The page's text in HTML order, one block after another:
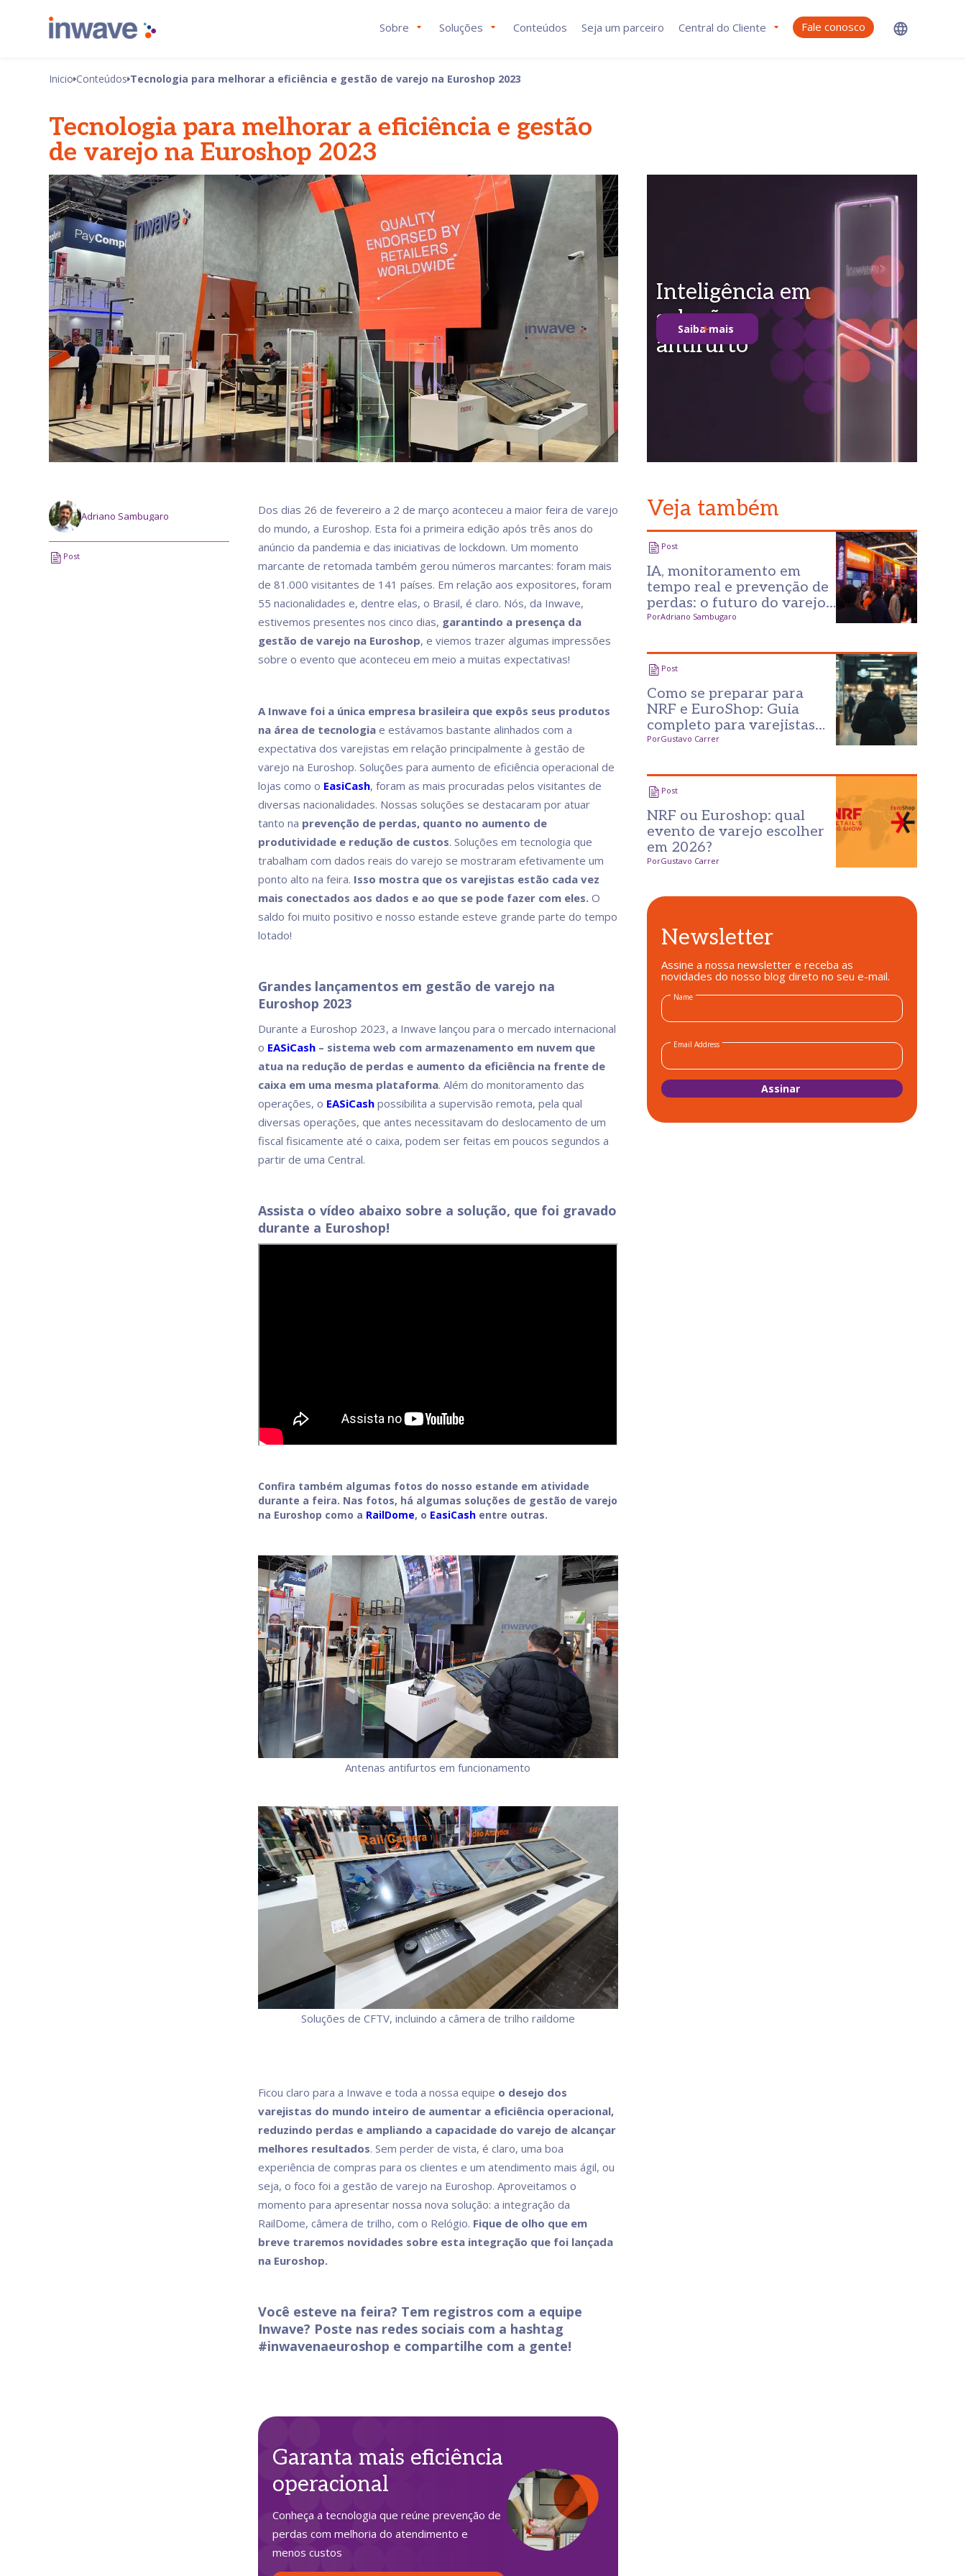
Sobre Soluções Conteúdos Seja um parceiro Central do Cliente Fale conosco
Inicio Conteúdos Tecnologia para melhorar a eficiência e gestão de varejo na Euroshop 2023
Tecnologia para melhorar a eficiência e gestão
de varejo na Euroshop 2023
Adriano Sambugaro
Post
Dos dias 26 de fevereiro a 2 de março aconteceu a maior feira de varejo
do mundo, a Euroshop. Esta foi a primeira edição após três anos do
anúncio da pandemia e das iniciativas de lockdown. Um momento
marcante de retomada também gerou números marcantes: foram mais
de 81.000 visitantes de 141 países. Em relação aos expositores, foram
55 nacionalidades e, dentre elas, o Brasil, é claro. Nós, da Inwave,
estivemos presentes nos cinco dias, garantindo a presença da
gestão de varejo na Euroshop, e viemos trazer algumas impressões
sobre o evento que aconteceu em meio a muitas expectativas!
A Inwave foi a única empresa brasileira que expôs seus produtos
na área de tecnologiae estávamos bastante alinhados com a
expectativa dos varejistas em relação principalmente à gestão de
varejo na Euroshop. Soluções para aumento de eficiência operacional de
lojas como o EasiCash, foram as mais procuradas pelos visitantes de
diversas nacionalidades. Nossas soluções se destacaram por atuar
tanto na prevenção de perdas, quanto no aumento de
produtividade e redução de custos. Soluções em tecnologia que
trabalham com dados reais do varejo se mostraram efetivamente um
ponto alto na feira. Isso mostra que os varejistas estão cada vez
mais conectados aos dados e ao que se pode fazer com eles.O
saldo foi muito positivo e nosso estande esteve grande parte do tempo
lotado!
Grandes lançamentos em gestão de varejo na
Euroshop 2023
Durante a Euroshop 2023, a Inwave lançou para o mercado internacional
o EASiCash– sistema web com armazenamento em nuvem que
atua na redução de perdas e aumento da eficiência na frente de
caixa em uma mesma plataforma. Além do monitoramento das
operações, o EASiCashpossibilita a supervisão remota, pela qual
diversas operações, que antes necessitavam do deslocamento de um
fiscal fisicamente até o caixa, podem ser feitas em poucos segundos a
partir de uma Central.
Assista o vídeo abaixo sobre a solução, que foi gravado
durante a Euroshop!
Confira também algumas fotos do nosso estande em atividade
durante a feira. Nas fotos, há algumas soluções de gestão de varejo
na Euroshop como a RailDome, o EasiCashentre outras.
Antenas antifurtos em funcionamento
Soluções de CFTV, incluindo a câmera de trilho raildome
Ficou claro para a Inwave e toda a nossa equipe o desejo dos
varejistas do mundo inteiro de aumentar a eficiência operacional,
reduzindo perdas e ampliando a capacidade do varejo de alcançar
melhores resultados. Sem perder de vista, é claro, uma boa
experiência de compras para os clientes e um atendimento mais ágil, ou
seja, o foco foi a gestão de varejo na Euroshop. Aproveitamos o
momento para apresentar nossa nova solução: a integração da
RailDome, câmera de trilho, com o Relógio. Fique de olho que em
breve traremos novidades sobre esta integração que foi lançada
na Euroshop.
Você esteve na feira? Tem registros com a equipe
Inwave? Poste nas redes sociais com a hashtag
#inwavenaeuroshop e compartilhe com a gente!
Garanta mais eficiência
operacional
Conheça a tecnologia que reúne prevenção de
perdas com melhoria do atendimento e
menos custos
Inteligência em
soluções
antifurto
Saiba mais
Veja também
Post
IA, monitoramento em
tempo real e prevenção de
perdas: o futuro do varejo
visto na APAS 2026
PorAdriano Sambugaro
Post
Como se preparar para
NRF e EuroShop: Guia
completo para varejistas
maximizarem resultados
PorGustavo Carrer
Post
NRF ou Euroshop: qual
evento de varejo escolher
em 2026?
PorGustavo Carrer
Newsletter
Assine a nossa newsletter e receba as
novidades do nosso blog direto no seu e-mail.
Name
Email Address